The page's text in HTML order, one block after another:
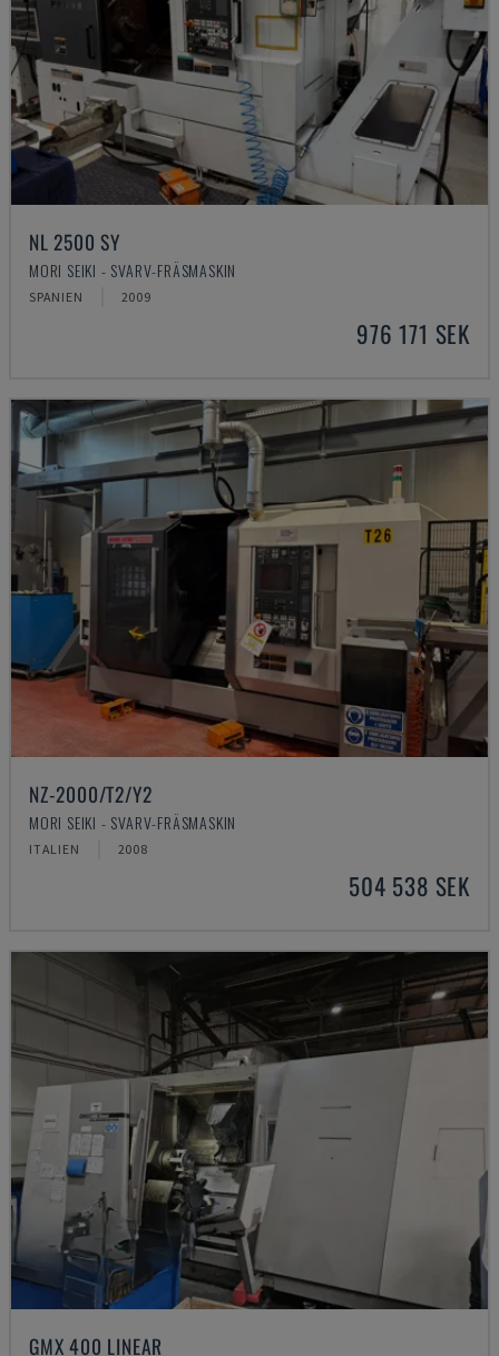
NL 2500 SY
MORI SEIKI - SVARV-FRÄSMASKIN
SPANIEN 2009
976 171 SEK
NZ-2000/T2/Y2
MORI SEIKI - SVARV-FRÄSMASKIN
ITALIEN 2008
504 538 SEK
GMX 400 LINEAR